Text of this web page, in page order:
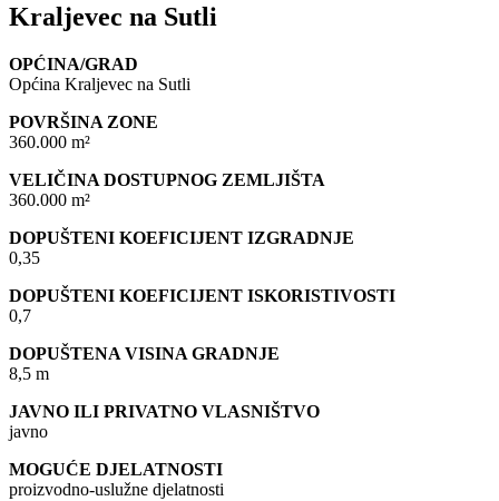
Kraljevec na Sutli
OPĆINA/GRAD
Općina Kraljevec na Sutli
POVRŠINA ZONE
360.000 m²
VELIČINA DOSTUPNOG ZEMLJIŠTA
360.000 m²
DOPUŠTENI KOEFICIJENT IZGRADNJE
0,35
DOPUŠTENI KOEFICIJENT ISKORISTIVOSTI
0,7
DOPUŠTENA VISINA GRADNJE
8,5 m
JAVNO ILI PRIVATNO VLASNIŠTVO
javno
MOGUĆE DJELATNOSTI
proizvodno-uslužne djelatnosti